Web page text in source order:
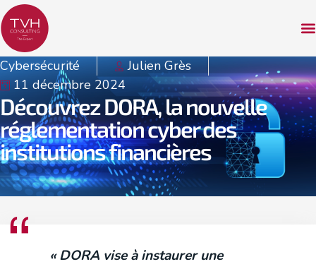
Cybersécurité
Julien Grès
11 décembre 2024
Découvrez DORA, la nouvelle
réglementation cyber des
institutions financières
« DORA vise à instaurer une